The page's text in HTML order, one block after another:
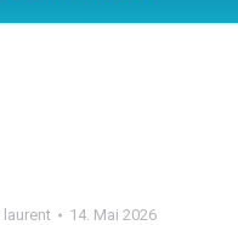
laurent 14. Mai 2026